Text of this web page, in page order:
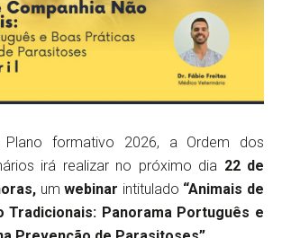
formativo 2026, a Ordem dos
irá realizar no próximo dia 22 de
um webinar intitulado “Animais de
Tradicionais: Panorama Português e